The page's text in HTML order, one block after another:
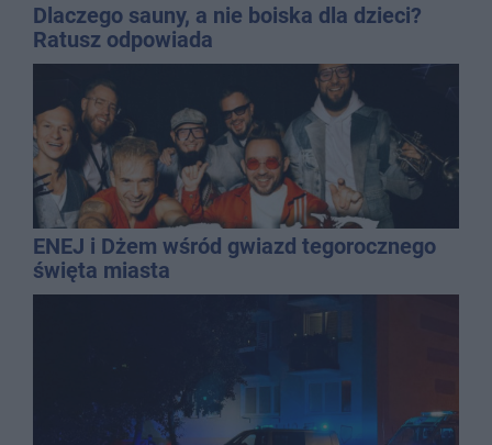
Dlaczego sauny, a nie boiska dla dzieci?
Ratusz odpowiada
ENEJ i Dżem wśród gwiazd tegorocznego
święta miasta